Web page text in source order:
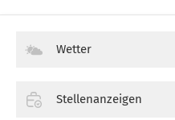
Wetter
Stellenanzeigen